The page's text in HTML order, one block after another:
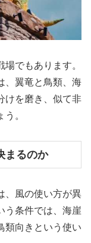
でもあります。
、翼竜と鳥類、海
けを磨き、似て非
。
まるのか
、風の使い方が異
う条件では、海崖
類向きという使い